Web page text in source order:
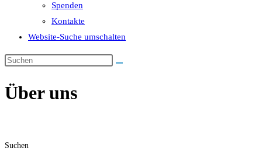
Spenden
Kontakte
Website-Suche umschalten
Über uns
Suchen